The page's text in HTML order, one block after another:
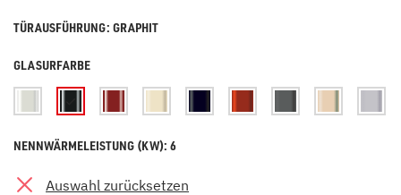
TÜRAUSFÜHRUNG: GRAPHIT
GLASURFARBE
NENNWÄRMELEISTUNG (KW): 6
Auswahl zurücksetzen